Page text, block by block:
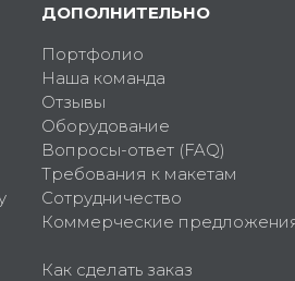
ДОПОЛНИТЕЛЬНО
Портфолио
Наша команда
Отзывы
Оборудование
Вопросы-ответ (FAQ)
Требования к макетам
Сотрудничество
Коммерческие
Как сделать заказ